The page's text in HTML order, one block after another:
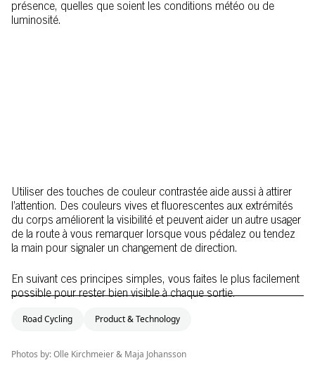
présence, quelles que soient les conditions météo ou de
luminosité.
Utiliser des touches de couleur contrastée aide aussi à attirer
l’attention. Des couleurs vives et fluorescentes aux extrémités
du corps améliorent la visibilité et peuvent aider un autre usager
de la route à vous remarquer lorsque vous pédalez ou tendez
la main pour signaler un changement de direction.
En suivant ces principes simples, vous faites le plus facilement
possible pour rester bien visible à chaque sortie.
Road Cycling Product & Technology
Photos by: Olle Kirchmeier & Maja Johansson